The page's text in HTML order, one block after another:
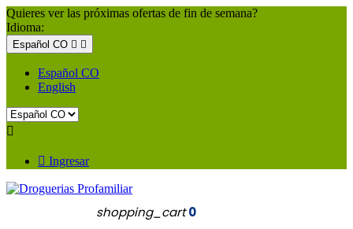
Quieres ver las próximas ofertas de fin de semana?
Idioma:
Español CO  
Español CO
English

 Ingresar
shopping_cart 0